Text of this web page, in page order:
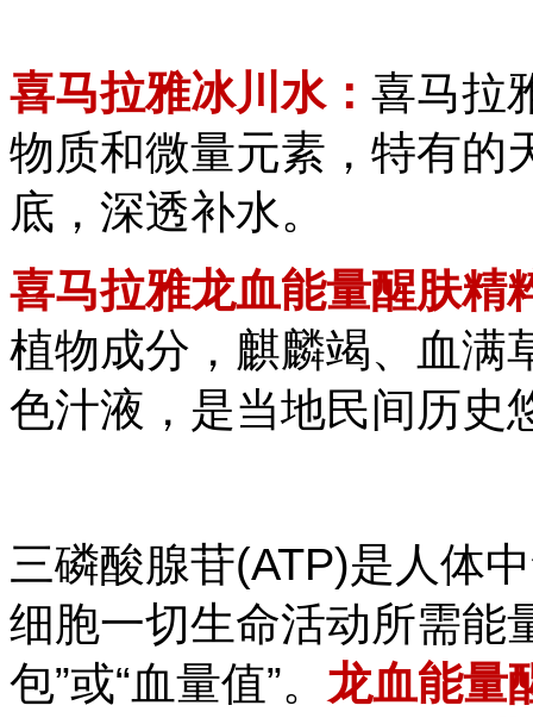
喜马拉雅冰川水： 喜马拉
物质和微量元素，特有的
底，深透补水。
喜马拉雅龙血能量醒肤精
植物成分，麒麟竭、血满
色汁液，是当地民间历史
三磷酸腺苷(ATP)是人体
细胞一切生命活动所需能
包”或“血量值”。 龙血能量